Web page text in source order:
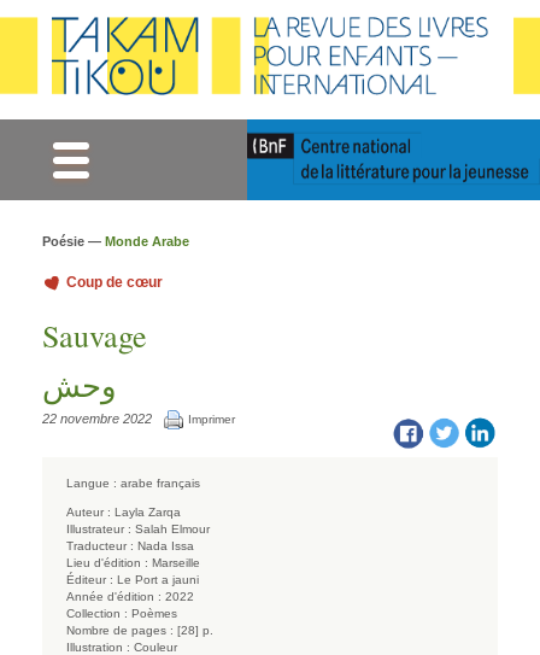
Poésie — Monde Arabe
Coup de cœur
Sauvage
وحش
22 novembre 2022 Imprimer
Langue : arabe français
Auteur : Layla Zarqa
Illustrateur : Salah Elmour
Traducteur : Nada Issa
Lieu d'édition : Marseille
Éditeur : Le Port a jauni
Année d'édition : 2022
Collection : Poèmes
Nombre de pages : [28] p.
Illustration : Couleur